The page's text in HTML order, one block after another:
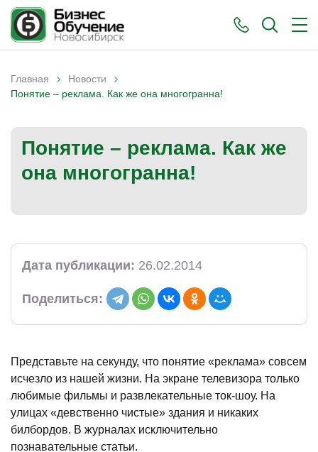
Вы здесь
Главная › Новости ›
Понятие – реклама. Как же она многогранна!
Понятие – реклама. Как же
она многогранна!
Дата публикации: 26.02.2014
Поделиться:
Представьте на секунду, что понятие «реклама» совсем
исчезло из нашей жизни. На экране телевизора только
любимые фильмы и развлекательные ток-шоу. На
улицах «девственно чистые» здания и никаких
билбордов. В журналах исключительно
познавательные статьи.